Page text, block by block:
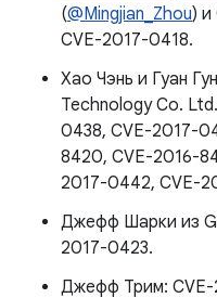
(@Mingjian_Zhou) и
CVE-2017-0418.
Хао Чэнь и Гуан
Technology Co.
0438, CVE-2017-
8420, CVE-2016-
2017-0442, CVE-
Джефф Шарки из
2017-0423.
Джефф Трим: